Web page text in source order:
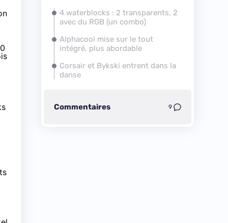
4 waterblocks : 2 transparents, 2
avec du RGB (un combo)
Alphacool mise sur le tout
intégré, plus abordable
Corsair et Bykski entrent dans la
danse
Commentaires 9